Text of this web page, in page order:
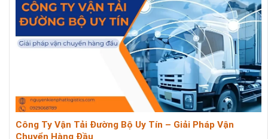
Công Ty Vận Tải Đường Bộ Uy Tín – Giải Pháp Vận
Chuyển Hàng Đầu